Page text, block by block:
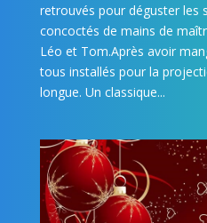
retrouvés pour déguster les
concoctés de mains de
Léo et Tom.Après avoir
tous installés pour la
longue. Un classique...